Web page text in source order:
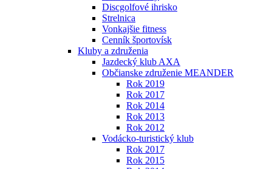
Discgolfové ihrisko
Strelnica
Vonkajšie fitness
Cenník športovísk
Kluby a združenia
Jazdecký klub AXA
Občianske združenie MEANDER
Rok 2019
Rok 2017
Rok 2014
Rok 2013
Rok 2012
Vodácko-turistický klub
Rok 2017
Rok 2015